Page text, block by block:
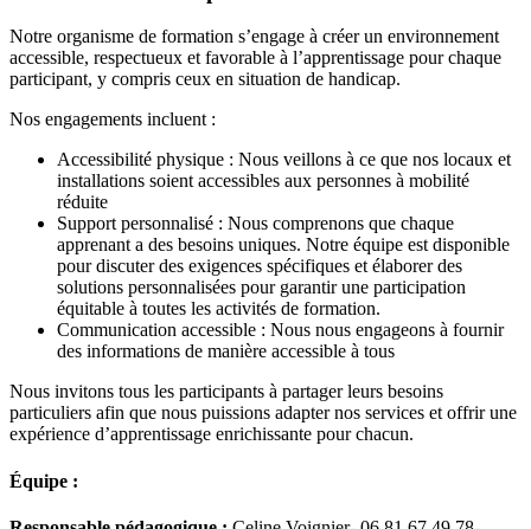
Notre organisme de formation s’engage à créer un environnement
accessible, respectueux et favorable à l’apprentissage pour chaque
participant, y compris ceux en situation de handicap.
Nos engagements incluent :
Accessibilité physique : Nous veillons à ce que nos locaux et
installations soient accessibles aux personnes à mobilité
réduite
Support personnalisé : Nous comprenons que chaque
apprenant a des besoins uniques. Notre équipe est disponible
pour discuter des exigences spécifiques et élaborer des
solutions personnalisées pour garantir une participation
équitable à toutes les activités de formation.
Communication accessible : Nous nous engageons à fournir
des informations de manière accessible à tous
Nous invitons tous les participants à partager leurs besoins
particuliers afin que nous puissions adapter nos services et offrir une
expérience d’apprentissage enrichissante pour chacun.
Équipe :